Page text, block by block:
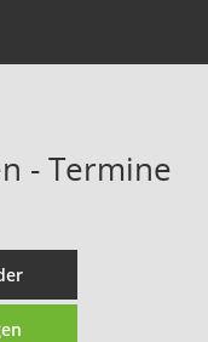
- Termine